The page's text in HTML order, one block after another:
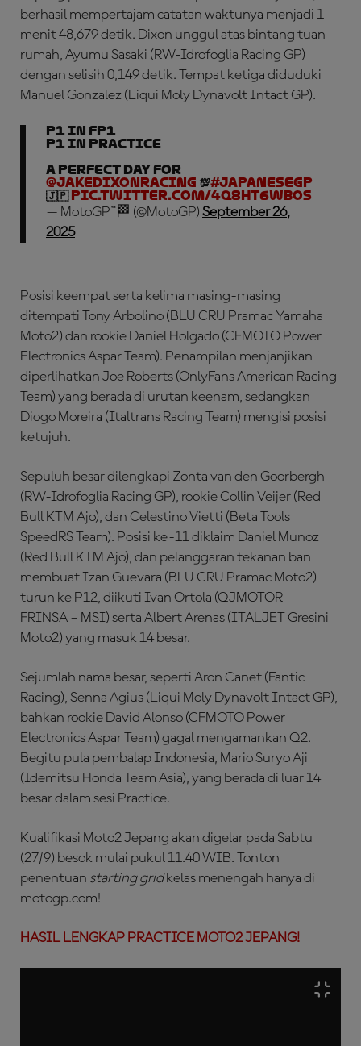
berhasil mempertajam catatan waktunya menjadi 1
menit 48,679 detik. Dixon unggul atas bintang tuan
rumah, Ayumu Sasaki (RW-Idrofoglia Racing GP)
dengan selisih 0,149 detik. Tempat ketiga diduduki
Manuel Gonzalez (Liqui Moly Dynavolt Intact GP).
P1 in FP1
P1 in Practice
A perfect day for
@jakedixonracing 💯#JapaneseGP
🇯🇵pic.twitter.com/4Q8HT6WBOS
— MotoGP™🏁 (@MotoGP) September 26,
2025
Posisi keempat serta kelima masing-masing
ditempati Tony Arbolino (BLU CRU Pramac Yamaha
Moto2) dan rookie Daniel Holgado (CFMOTO Power
Electronics Aspar Team). Penampilan menjanjikan
diperlihatkan Joe Roberts (OnlyFans American Racing
Team) yang berada di urutan keenam, sedangkan
Diogo Moreira (Italtrans Racing Team) mengisi posisi
ketujuh.
Sepuluh besar dilengkapi Zonta van den Goorbergh
(RW-Idrofoglia Racing GP), rookie Collin Veijer (Red
Bull KTM Ajo), dan Celestino Vietti (Beta Tools
SpeedRS Team). Posisi ke-11 diklaim Daniel Munoz
(Red Bull KTM Ajo), dan pelanggaran tekanan ban
membuat Izan Guevara (BLU CRU Pramac Moto2)
turun ke P12, diikuti Ivan Ortola (QJMOTOR -
FRINSA – MSI) serta Albert Arenas (ITALJET Gresini
Moto2) yang masuk 14 besar.
Sejumlah nama besar, seperti Aron Canet (Fantic
Racing), Senna Agius (Liqui Moly Dynavolt Intact GP),
bahkan rookie David Alonso (CFMOTO Power
Electronics Aspar Team) gagal mengamankan Q2.
Begitu pula pembalap Indonesia, Mario Suryo Aji
(Idemitsu Honda Team Asia), yang berada di luar 14
besar dalam sesi Practice.
Kualifikasi Moto2 Jepang akan digelar pada Sabtu
(27/9) besok mulai pukul 11.40 WIB. Tonton
penentuan starting gridkelas menengah hanya di
motogp.com!
HASIL LENGKAP PRACTICE MOTO2 JEPANG!